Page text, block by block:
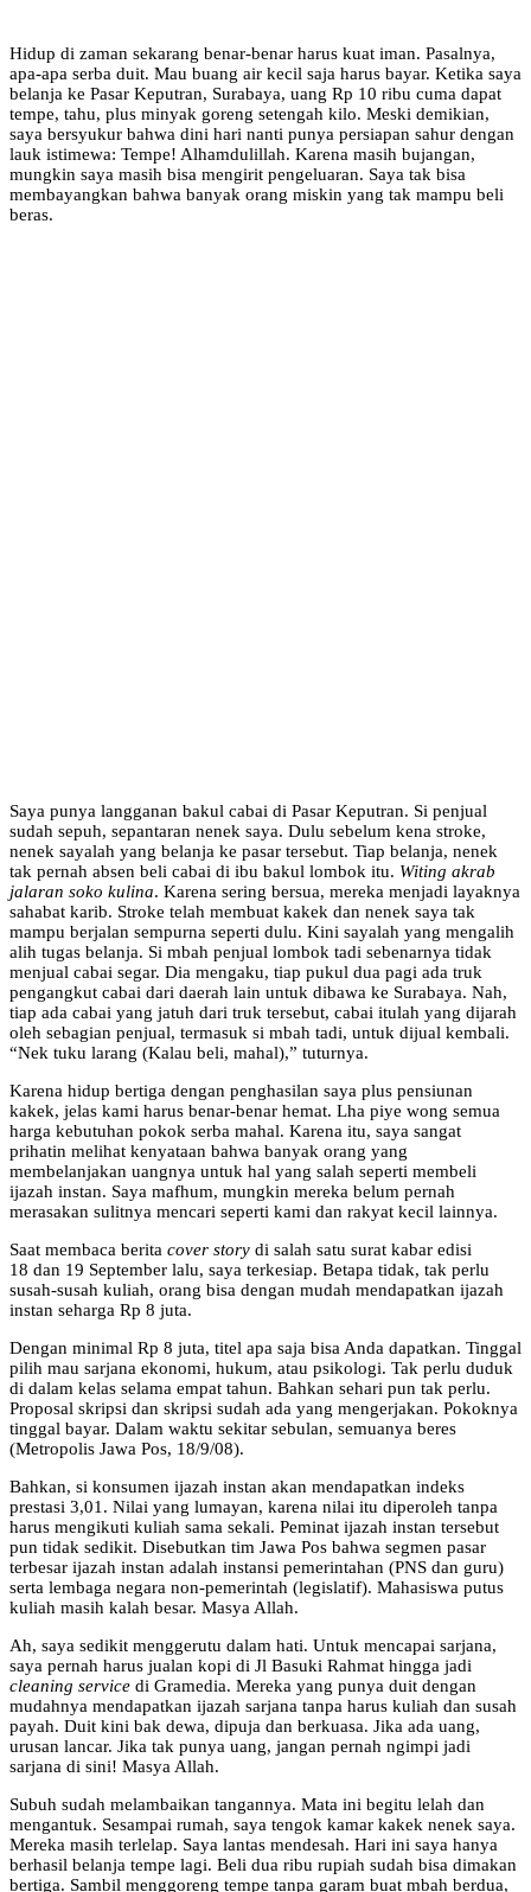
Hidup di zaman sekarang benar-benar harus kuat iman. Pasalnya,
apa-apa serba duit. Mau buang air kecil saja harus bayar. Ketika saya
belanja ke Pasar Keputran, Surabaya, uang Rp 10 ribu cuma dapat
tempe, tahu, plus minyak goreng setengah kilo. Meski demikian,
saya bersyukur bahwa dini hari nanti punya persiapan sahur dengan
lauk istimewa: Tempe! Alhamdulillah. Karena masih bujangan,
mungkin saya masih bisa mengirit pengeluaran. Saya tak bisa
membayangkan bahwa banyak orang miskin yang tak mampu beli
beras.
Saya punya langganan bakul cabai di Pasar Keputran. Si penjual
sudah sepuh, sepantaran nenek saya. Dulu sebelum kena stroke,
nenek sayalah yang belanja ke pasar tersebut. Tiap belanja, nenek
tak pernah absen beli cabai di ibu bakul lombok itu. Witing akrab
jalaran soko kulina. Karena sering bersua, mereka menjadi layaknya
sahabat karib. Stroke telah membuat kakek dan nenek saya tak
mampu berjalan sempurna seperti dulu. Kini sayalah yang mengalih
alih tugas belanja. Si mbah penjual lombok tadi sebenarnya tidak
menjual cabai segar. Dia mengaku, tiap pukul dua pagi ada truk
pengangkut cabai dari daerah lain untuk dibawa ke Surabaya. Nah,
tiap ada cabai yang jatuh dari truk tersebut, cabai itulah yang dijarah
oleh sebagian penjual, termasuk si mbah tadi, untuk dijual kembali.
“Nek tuku larang (Kalau beli, mahal),” tuturnya.
Karena hidup bertiga dengan penghasilan saya plus pensiunan
kakek, jelas kami harus benar-benar hemat. Lha piye wong semua
harga kebutuhan pokok serba mahal. Karena itu, saya sangat
prihatin melihat kenyataan bahwa banyak orang yang
membelanjakan uangnya untuk hal yang salah seperti membeli
ijazah instan. Saya mafhum, mungkin mereka belum pernah
merasakan sulitnya mencari seperti kami dan rakyat kecil lainnya.
Saat membaca berita cover story di salah satu surat kabar edisi
18 dan 19 September lalu, saya terkesiap. Betapa tidak, tak perlu
susah-susah kuliah, orang bisa dengan mudah mendapatkan ijazah
instan seharga Rp 8 juta.
Dengan minimal Rp 8 juta, titel apa saja bisa Anda dapatkan. Tinggal
pilih mau sarjana ekonomi, hukum, atau psikologi. Tak perlu duduk
di dalam kelas selama empat tahun. Bahkan sehari pun tak perlu.
Proposal skripsi dan skripsi sudah ada yang mengerjakan. Pokoknya
tinggal bayar. Dalam waktu sekitar sebulan, semuanya beres
(Metropolis Jawa Pos, 18/9/08).
Bahkan, si konsumen ijazah instan akan mendapatkan indeks
prestasi 3,01. Nilai yang lumayan, karena nilai itu diperoleh tanpa
harus mengikuti kuliah sama sekali. Peminat ijazah instan tersebut
pun tidak sedikit. Disebutkan tim Jawa Pos bahwa segmen pasar
terbesar ijazah instan adalah instansi pemerintahan (PNS dan guru)
serta lembaga negara non-pemerintah (legislatif). Mahasiswa putus
kuliah masih kalah besar. Masya Allah.
Ah, saya sedikit menggerutu dalam hati. Untuk mencapai sarjana,
saya pernah harus jualan kopi di Jl Basuki Rahmat hingga jadi
cleaning service di Gramedia. Mereka yang punya duit dengan
mudahnya mendapatkan ijazah sarjana tanpa harus kuliah dan susah
payah. Duit kini bak dewa, dipuja dan berkuasa. Jika ada uang,
urusan lancar. Jika tak punya uang, jangan pernah ngimpi jadi
sarjana di sini! Masya Allah.
Subuh sudah melambaikan tangannya. Mata ini begitu lelah dan
mengantuk. Sesampai rumah, saya tengok kamar kakek nenek saya.
Mereka masih terlelap. Saya lantas mendesah. Hari ini saya hanya
berhasil belanja tempe lagi. Beli dua ribu rupiah sudah bisa dimakan
bertiga. Sambil menggoreng tempe tanpa garam buat mbah berdua,